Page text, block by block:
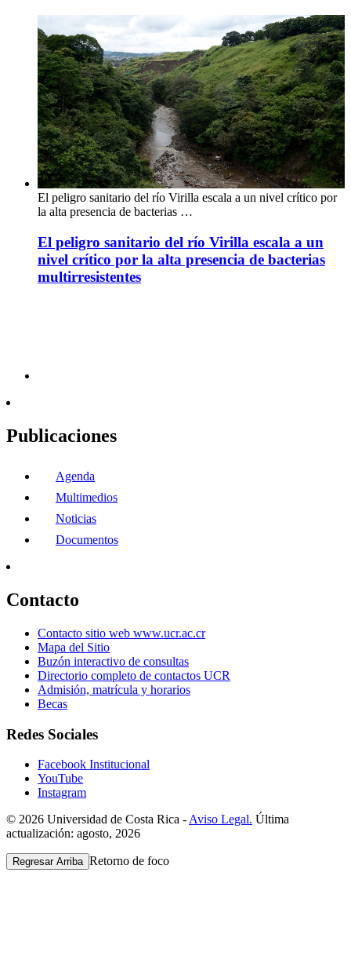
El peligro sanitario del río Virilla escala a un nivel crítico por
la alta presencia de bacterias …
El peligro sanitario del río Virilla escala a un
nivel crítico por la alta presencia de bacterias
multirresistentes
Publicaciones
Agenda
Multimedios
Noticias
Documentos
Contacto
Contacto sitio web www.ucr.ac.cr
Mapa del Sitio
Buzón interactivo de consultas
Directorio completo de contactos UCR
Admisión, matrícula y horarios
Becas
Redes Sociales
Facebook Institucional
YouTube
Instagram
© 2026 Universidad de Costa Rica - Aviso Legal. Última
actualización: agosto, 2026
Regresar Arriba Retorno de foco